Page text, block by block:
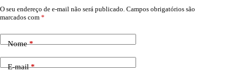
O seu endereço de e-mail não será publicado. Campos obrigatórios são
marcados com *
Nome*
E-mail*